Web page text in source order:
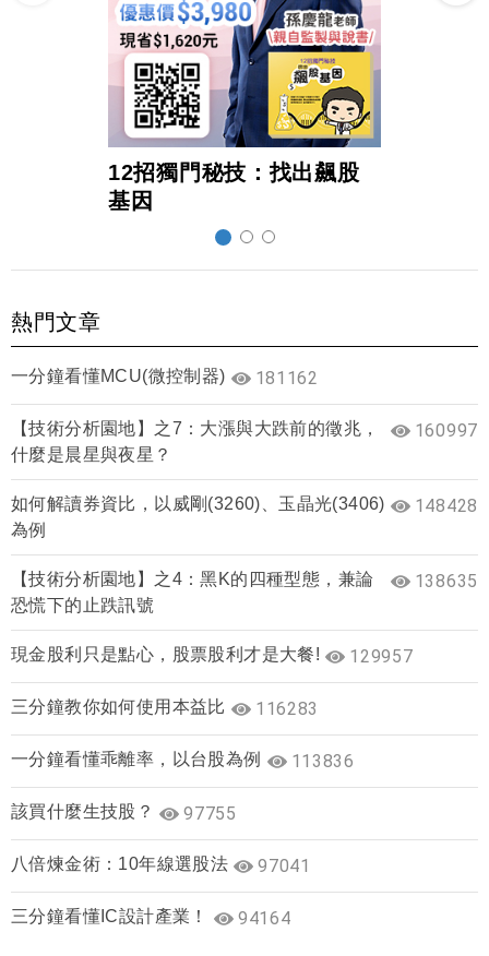
12招獨門秘技：找出飆股
基因
熱門文章
一分鐘看懂MCU(微控制器) 181162
【技術分析園地】之7：大漲與大跌前的徵兆，
什麼是晨星與夜星？
160997
如何解讀券資比，以威剛(3260)、玉晶光(3406)
為例
148428
【技術分析園地】之4：黑K的四種型態，兼論
恐慌下的止跌訊號
138635
現金股利只是點心，股票股利才是大餐! 129957
三分鐘教你如何使用本益比 116283
一分鐘看懂乖離率，以台股為例 113836
該買什麼生技股？ 97755
八倍煉金術：10年線選股法 97041
三分鐘看懂IC設計產業！ 94164